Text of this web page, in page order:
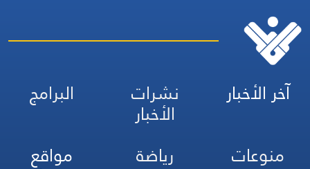
آخر الأخبار نشرات
الأخبار
البرامج
منوعات
رياضة مواقع